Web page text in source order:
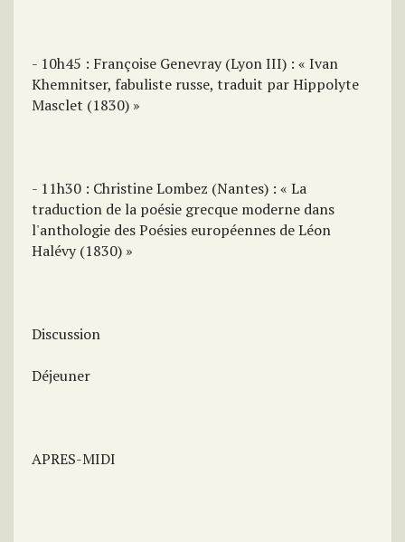
- 10h45 : Françoise Genevray (Lyon III) : « Ivan
Khemnitser, fabuliste russe, traduit par Hippolyte
Masclet (1830) »
- 11h30 : Christine Lombez (Nantes) : « La
traduction de la poésie grecque moderne dans
l'anthologie des Poésies européennes de Léon
Halévy (1830) »
Discussion
Déjeuner
APRES-MIDI